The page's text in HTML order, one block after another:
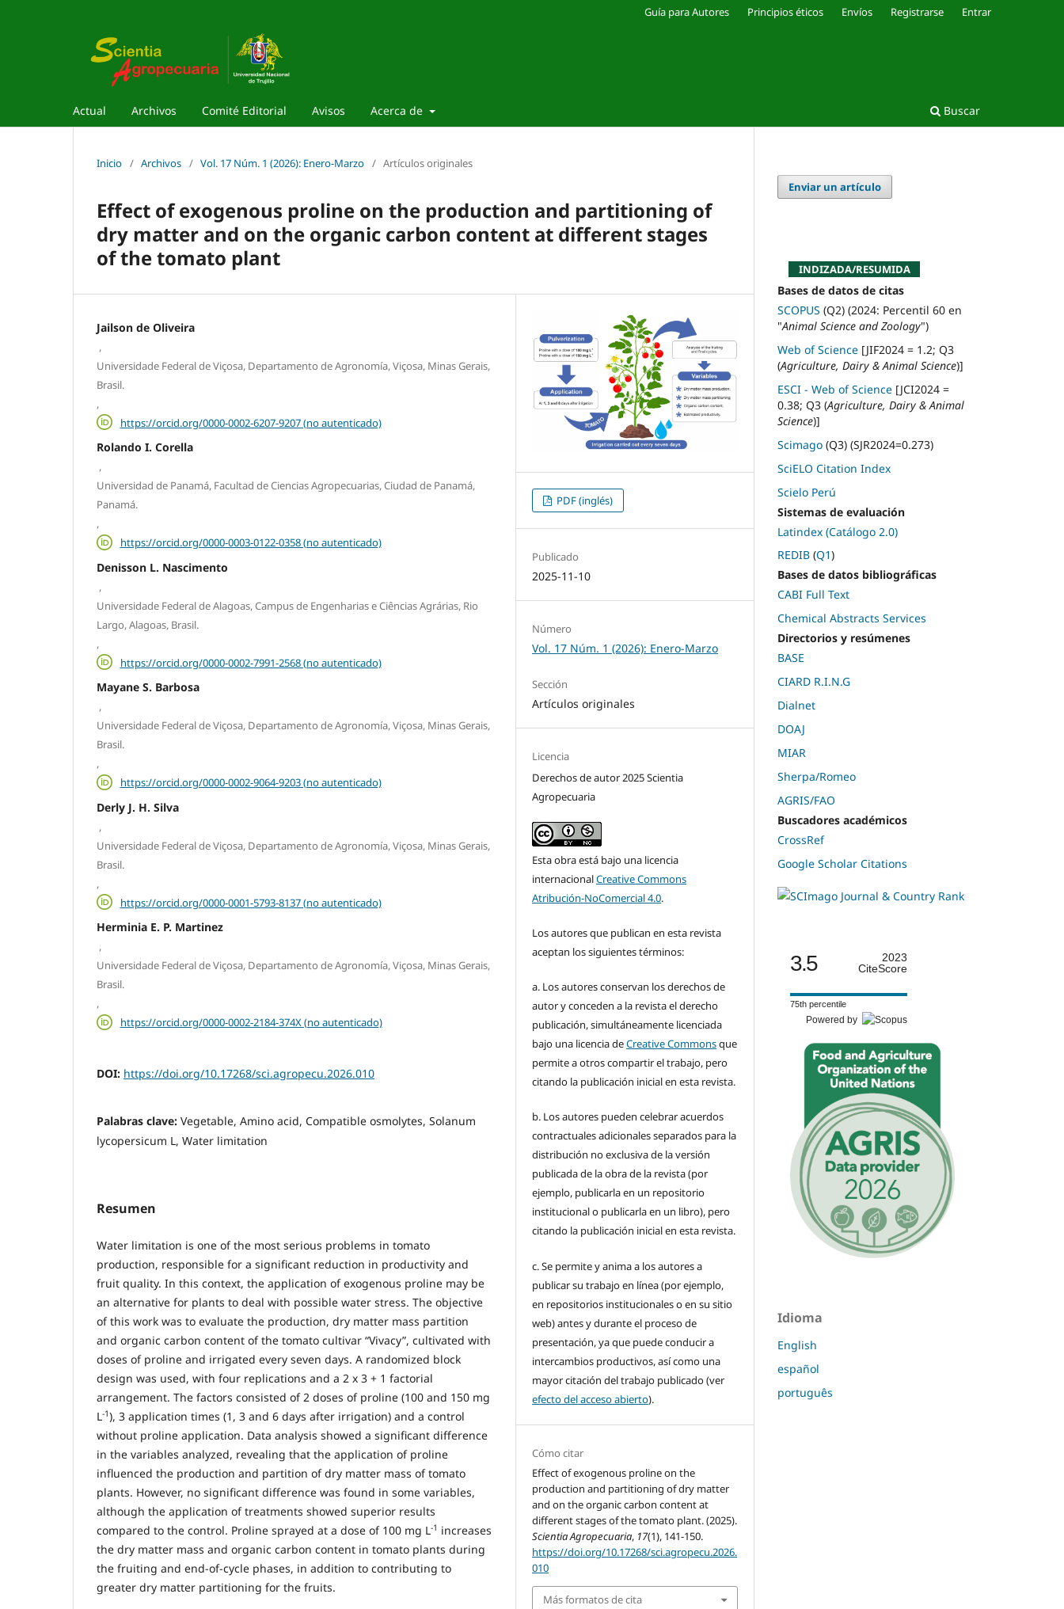
Actual Archivos Comité Editorial Avisos Acerca de Buscar
Guía para Autores Principios éticos Envíos Registrarse Entrar
Inicio / Archivos / Vol. 17 Núm. 1 (2026): Enero-Marzo / Artículos originales
Effect of exogenous proline on the production and partitioning of
dry matter and on the organic carbon content at different stages
of the tomato plant
Jailson de Oliveira
,
Universidade Federal de Viçosa, Departamento de Agronomía, Viçosa, Minas Gerais,
Brasil.
,
https://orcid.org/0000-0002-6207-9207 (no autenticado)
Rolando I. Corella
,
Universidad de Panamá, Facultad de Ciencias Agropecuarias, Ciudad de Panamá,
Panamá.
,
https://orcid.org/0000-0003-0122-0358 (no autenticado)
Denisson L. Nascimento
,
Universidade Federal de Alagoas, Campus de Engenharias e Ciências Agrárias, Rio
Largo, Alagoas, Brasil.
,
https://orcid.org/0000-0002-7991-2568 (no autenticado)
Mayane S. Barbosa
,
Universidade Federal de Viçosa, Departamento de Agronomía, Viçosa, Minas Gerais,
Brasil.
,
https://orcid.org/0000-0002-9064-9203 (no autenticado)
Derly J. H. Silva
,
Universidade Federal de Viçosa, Departamento de Agronomía, Viçosa, Minas Gerais,
Brasil.
,
https://orcid.org/0000-0001-5793-8137 (no autenticado)
Herminia E. P. Martinez
,
Universidade Federal de Viçosa, Departamento de Agronomía, Viçosa, Minas Gerais,
Brasil.
,
https://orcid.org/0000-0002-2184-374X (no autenticado)
DOI: https://doi.org/10.17268/sci.agropecu.2026.010
Palabras clave: Vegetable, Amino acid, Compatible osmolytes, Solanum
lycopersicum L, Water limitation
Resumen
Water limitation is one of the most serious problems in tomato
production, responsible for a significant reduction in productivity and
fruit quality. In this context, the application of exogenous proline may be
an alternative for plants to deal with possible water stress. The objective
of this work was to evaluate the production, dry matter mass partition
and organic carbon content of the tomato cultivar “Vivacy”, cultivated with
doses of proline and irrigated every seven days. A randomized block
design was used, with four replications and a 2 x 3 + 1 factorial
arrangement. The factors consisted of 2 doses of proline (100 and 150 mg
L-1), 3 application times (1, 3 and 6 days after irrigation) and a control
without proline application. Data analysis showed a significant difference
in the variables analyzed, revealing that the application of proline
influenced the production and partition of dry matter mass of tomato
plants. However, no significant difference was found in some variables,
although the application of treatments showed superior results
compared to the control. Proline sprayed at a dose of 100 mg L-1 increases
the dry matter mass and organic carbon content in tomato plants during
the fruiting and end-of-cycle phases, in addition to contributing to
greater dry matter partitioning for the fruits.
PDF (inglés)
Publicado
2025-11-10
Número
Vol. 17 Núm. 1 (2026): Enero-Marzo
Sección
Artículos originales
Licencia
Derechos de autor 2025 Scientia
Agropecuaria
Esta obra está bajo una licencia
internacionalCreative Commons
Atribución-NoComercial 4.0.
Los autores que publican en esta revista
aceptan los siguientes términos:
a. Los autores conservan los derechos de
autor y conceden a la revista el derecho
publicación, simultáneamente licenciada
bajo una licencia deCreative Commonsque
permite a otros compartir el trabajo, pero
citando la publicación inicial en esta revista.
b. Los autores pueden celebrar acuerdos
contractuales adicionales separados para la
distribución no exclusiva de la versión
publicada de la obra de la revista (por
ejemplo, publicarla en un repositorio
institucional o publicarla en un libro), pero
citando la publicación inicial en esta revista.
c. Se permite y anima a los autores a
publicar su trabajo en línea (por ejemplo,
en repositorios institucionales o en su sitio
web) antes y durante el proceso de
presentación, ya que puede conducir a
intercambios productivos, así como una
mayor citación del trabajo publicado (ver
efecto del acceso abierto).
Cómo citar
Effect of exogenous proline on the
production and partitioning of dry matter
and on the organic carbon content at
different stages of the tomato plant. (2025).
Scientia Agropecuaria, 17(1), 141-150.
https://doi.org/10.17268/sci.agropecu.2026.
010
Más formatos de cita
Enviar un artículo
INDIZADA/RESUMIDA
Bases de datos de citas
SCOPUS (Q2) (2024: Percentil 60 en
"Animal Science and Zoology")
Web of Science [JIF2024 = 1.2; Q3
(Agriculture, Dairy & Animal Science)]
ESCI - Web of Science [JCI2024 =
0.38; Q3 (Agriculture, Dairy & Animal
Science)]
Scimago (Q3) (SJR2024=0.273)
SciELO Citation Index
Scielo Perú
Sistemas de evaluación
Latindex (Catálogo 2.0)
REDIB (Q1)
Bases de datos bibliográficas
CABI Full Text
Chemical Abstracts Services
Directorios y resúmenes
BASE
CIARD R.I.N.G
Dialnet
DOAJ
MIAR
Sherpa/Romeo
AGRIS/FAO
Buscadores académicos
CrossRef
Google Scholar Citations
3.5
2023
CiteScore
75th percentile
Powered by
Idioma
English
español
português